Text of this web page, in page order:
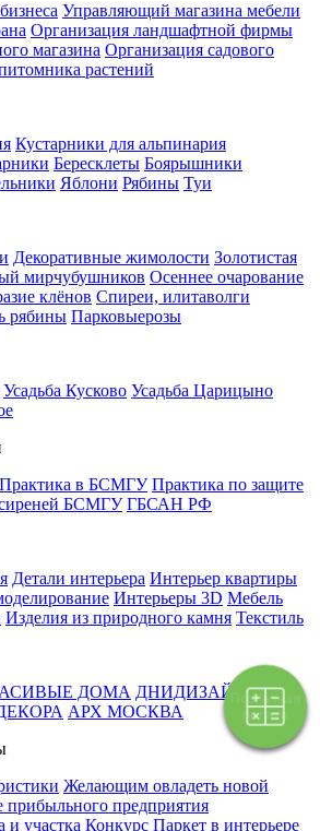
Поэтапная
оплата
Управляющий магазина мебели
Организация ландшафтной фирмы
магазина Организация садового
растений
Кустарники для альпинария
Бересклеты Боярышники
Яблони Рябины Туи
Декоративные жимолости Золотистая
мирчубушников Осеннее очарование
клёнов Спиреи, илитаволги
рябины Парковыерозы
Усадьба Кусково Усадьба Царицыно
Практика в БСМГУ Практика по защите
БСМГУ ГБСАН РФ
Детали интерьера Интерьер квартиры
Интерьеры 3D Мебель
Изделия из природного камня Текстиль
ДОМА ДНИДИЗАЙНА В
АРХ МОСКВА
Желающим овладеть новой
прибыльного предприятия
и участка Конкурс Паркет в интерьере